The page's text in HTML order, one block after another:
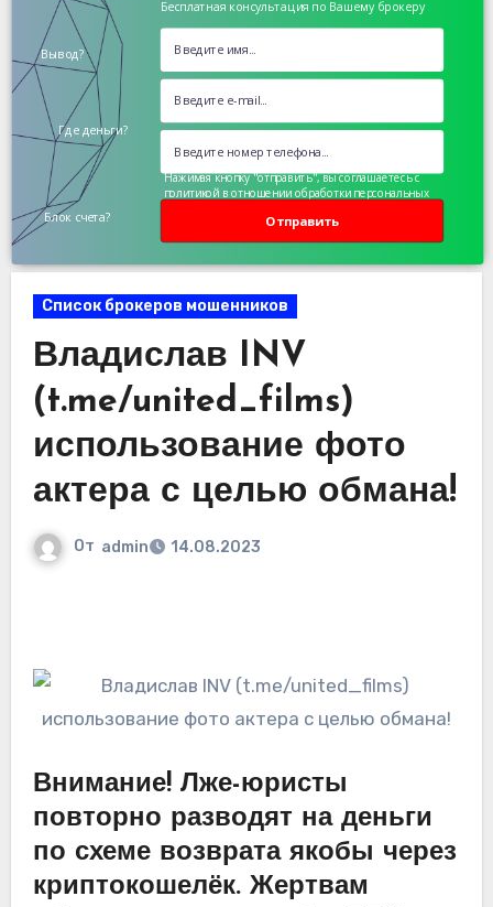
Бесплатная консультация по Вашему брокеру
Вывод?
Где деньги?
Блок счета? Отправить
Нажимая кнопку "отправить", вы соглашаетесь с
политикой в отношении обработки персональных
Список брокеров мошенников
Владислав INV
(t.me/united_films)
использование фото
актера с целью обмана!
От admin 14.08.2023
Внимание! Лже-юристы
повторно разводят на деньги
по схеме возврата якобы через
криптокошелёк. Жертвам